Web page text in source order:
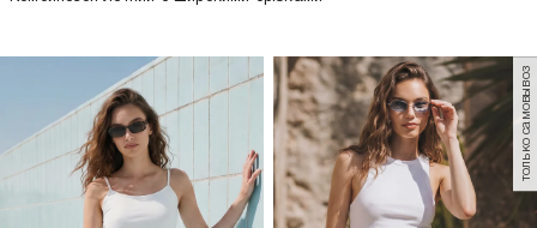
только самовывоз